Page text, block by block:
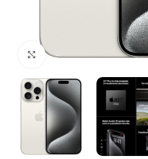
Click to enlarge